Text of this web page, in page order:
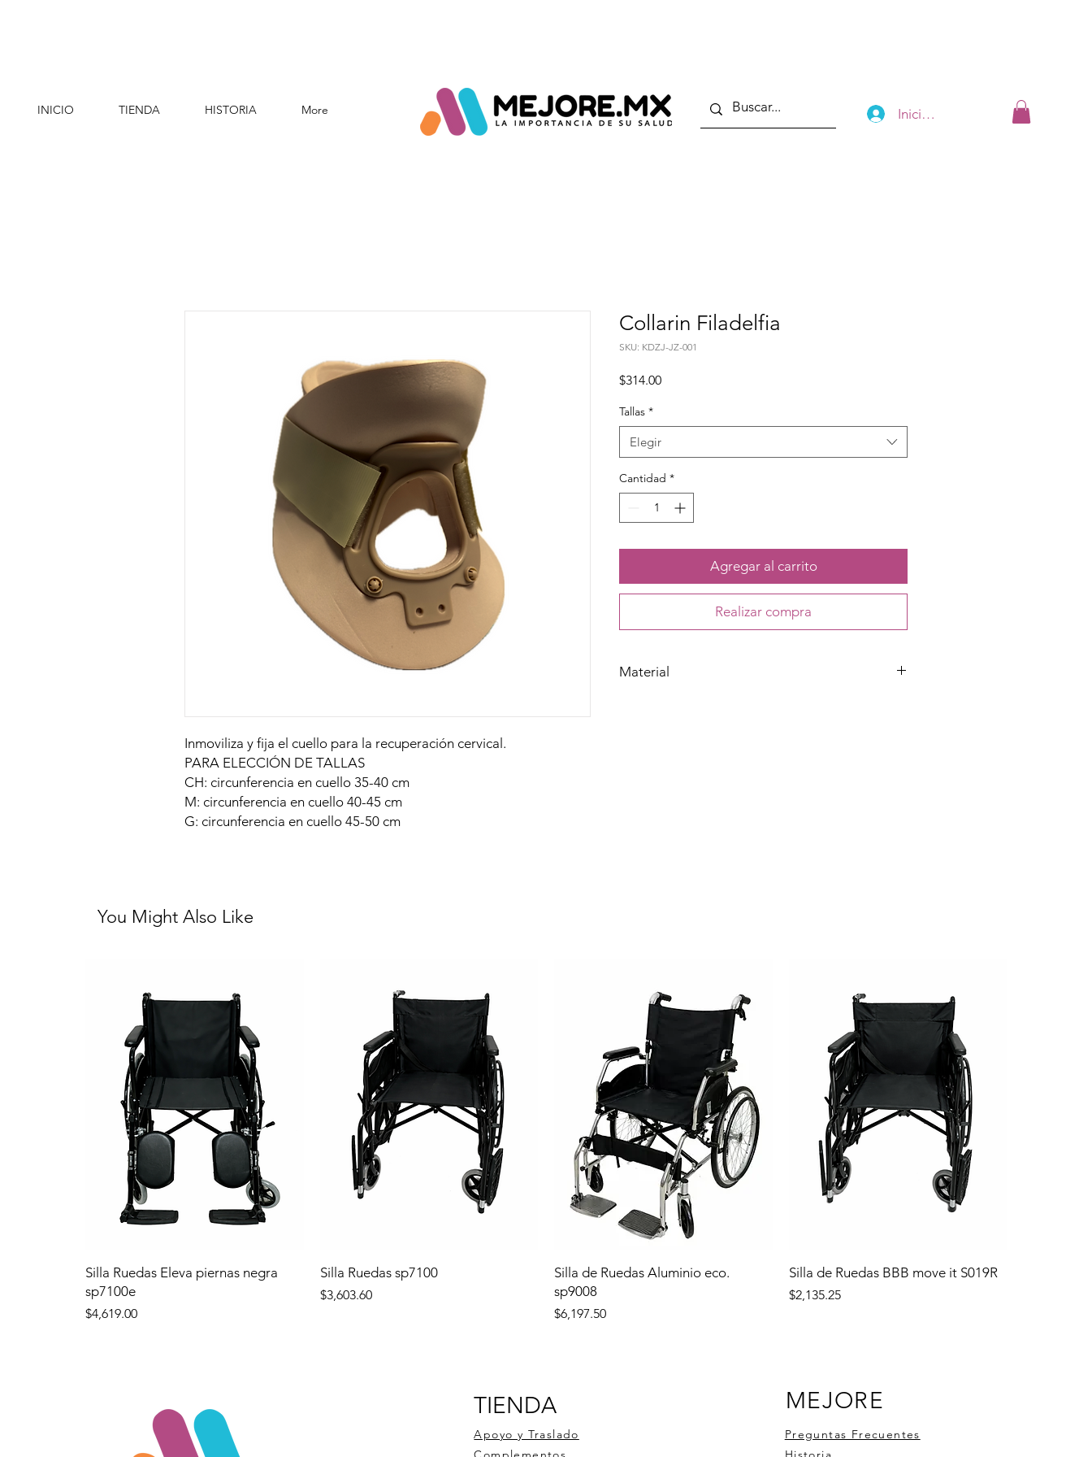
INICIO TIENDA HISTORIA More Iniciar sesión
Inmoviliza y fija el cuello para la recuperación cervical.
PARA ELECCIÓN DE TALLAS
CH: circunferencia en cuello 35-40 cm
M: circunferencia en cuello 40-45 cm
G: circunferencia en cuello 45-50 cm
Collarin Filadelfia
SKU: KDZJ-JZ-001
$314.00Precio
Tallas *
Elegir
Cantidad *
Agregar al carrito
Realizar compra
Material
You Might Also Like
Silla Ruedas Eleva piernas negra
sp7100e
Precio
$4,619.00
Silla Ruedas sp7100
Precio
$3,603.60
Silla de Ruedas Aluminio eco.
sp9008
Precio
$6,197.50
Silla de Ruedas BBB move it S019R
Precio
$2,135.25
TIENDA
Apoyo y Traslado
MEJORE
Preguntas Frecuentes